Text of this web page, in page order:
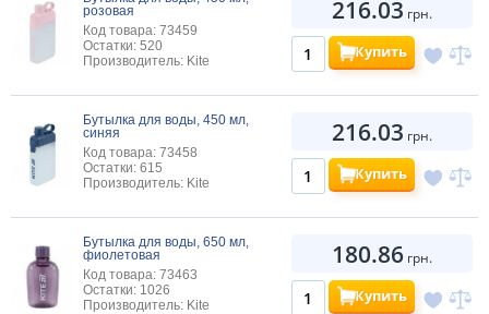
розовая
Код товара: 73459
Остатки: 520
Производитель: Kite
216.03 грн.
Купить
Бутылка для воды, 450 мл,
синяя
Код товара: 73458
Остатки: 615
Производитель: Kite
216.03 грн.
Купить
Бутылка для воды, 650 мл,
фиолетовая
Код товара: 73463
Остатки: 1026
Производитель: Kite
180.86 грн.
Купить